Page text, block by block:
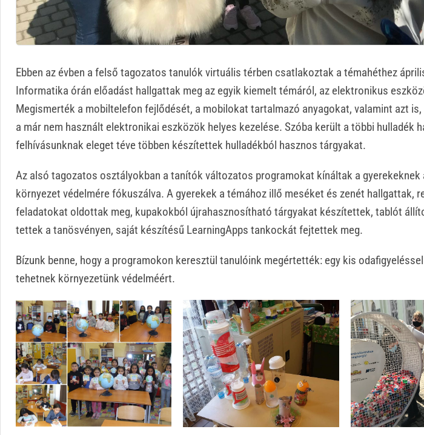
Ebben az évben a felső tagozatos tanulók virtuális térben csatlakoztak a témahéthez
Informatika órán előadást hallgattak meg az egyik kiemelt témáról, az elektronikus
Megismerték a mobiltelefon fejlődését, a mobilokat tartalmazó anyagokat, valamint azt
a már nem használt elektronikai eszközök helyes kezelése. Szóba került a többi hulladék
felhívásunknak eleget téve többen készítettek hulladékból hasznos tárgyakat.
Az alsó tagozatos osztályokban a tanítók változatos programokat kínáltak a gyerekeknek
környezet védelmére fókuszálva. A gyerekek a témához illő meséket és zenét hallgattak,
feladatokat oldottak meg, kupakokból újrahasznosítható tárgyakat készítettek, tablót
tettek a tanösvényen, saját készítésű LearningApps tankockát fejtettek meg.
Bízunk benne, hogy a programokon keresztül tanulóink megértették: egy kis
tehetnek környezetünk védelméért.